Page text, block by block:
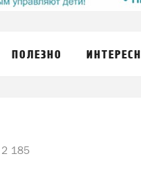
ПОЛЕЗНО
2 185